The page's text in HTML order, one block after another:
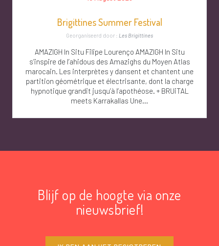
Brigittines Summer Festival
Georganiseerd door : Les Brigittines
AMAZIGH In Situ Filipe Lourenço AMAZIGH In Situ
s’inspire de l’ahidous des Amazighs du Moyen Atlas
marocain. Les interprètes y dansent et chantent une
partition géométrique et électrisante, dont la charge
hypnotique grandit jusqu’à l’apothéose. + BRUiTAL
meets Karrakallas Une...
Blijf op de hoogte via onze
nieuwsbrief!